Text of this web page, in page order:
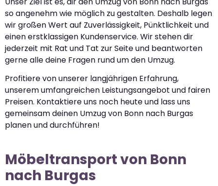
so angenehm wie möglich zu gestalten. Deshalb legen
wir großen Wert auf Zuverlässigkeit, Pünktlichkeit und
einen erstklassigen Kundenservice. Wir stehen dir
jederzeit mit Rat und Tat zur Seite und beantworten
gerne alle deine Fragen rund um den Umzug.
Profitiere von unserer langjährigen Erfahrung,
unserem umfangreichen Leistungsangebot und fairen
Preisen. Kontaktiere uns noch heute und lass uns
gemeinsam deinen Umzug von Bonn nach Burgas
planen und durchführen!
Möbeltransport von Bonn
nach Burgas